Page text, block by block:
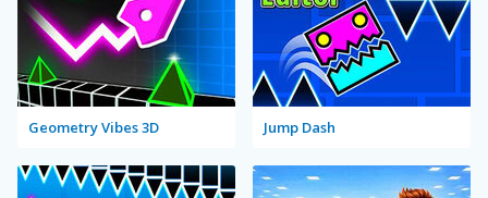
Geometry Vibes 3D Jump Dash